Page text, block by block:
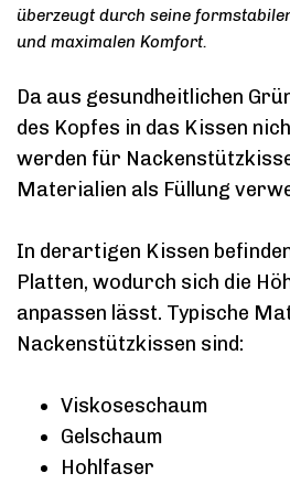
überzeugt durch seine
und maximalen Komfort.
Da aus gesundheitlichen
des Kopfes in das Kissen
werden für
Materialien als Füllung
In derartigen Kissen
Platten, wodurch sich die
anpassen lässt. Typische
Nackenstützkissen sind:
Viskoseschaum
Gelschaum
Hohlfaser